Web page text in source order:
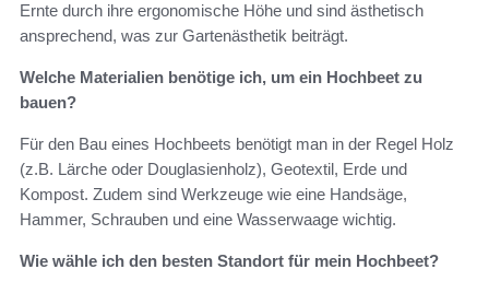
Ernte durch ihre ergonomische Höhe und sind ästhetisch
ansprechend, was zur Gartenästhetik beiträgt.
Welche Materialien benötige ich, um ein Hochbeet zu
bauen?
Für den Bau eines Hochbeets benötigt man in der Regel Holz
(z.B. Lärche oder Douglasienholz), Geotextil, Erde und
Kompost. Zudem sind Werkzeuge wie eine Handsäge,
Hammer, Schrauben und eine Wasserwaage wichtig.
Wie wähle ich den besten Standort für mein Hochbeet?